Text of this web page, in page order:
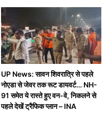
UP News: सावन शिवरात्रि से पहले
नोएडा से जेवर तक रूट डायवर्ट… NH-
91 समेत ये रास्ते हुए वन-वे, निकलने से
पहले देखें ट्रैफिक प्लान – INA